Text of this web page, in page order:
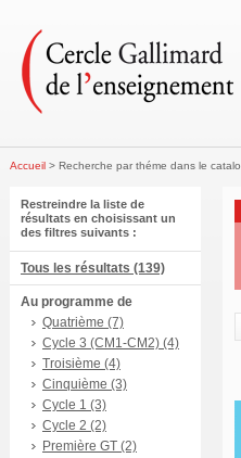
Accueil > Recherche par théme dans le
Restreindre la liste de
résultats en choisissant un
des filtres suivants :
Tous les résultats (139)
Au programme de
Quatrième (7)
Cycle 3 (CM1-CM2) (4)
Troisième (4)
Cinquième (3)
Cycle 1 (3)
Cycle 2 (2)
Première GT (2)